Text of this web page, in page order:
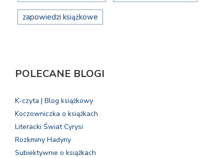
zapowiedzi książkowe
POLECANE BLOGI
K-czyta | Blog książkowy
Koczowniczka o książkach
Literacki Świat Cyrysi
Rozkminy Hadyny
Subiektywnie o książkach